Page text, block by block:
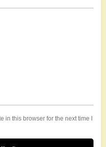
in this browser for the next time I